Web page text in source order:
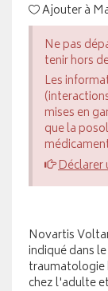
Ajouter à
Ne pas
tenir hors
Les
mises en
que la
Déclarer
Novartis
indiqué dans
traumatologie
chez l'adulte